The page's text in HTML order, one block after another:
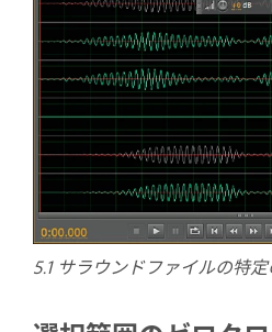
5.1 サラウンドファイルの特